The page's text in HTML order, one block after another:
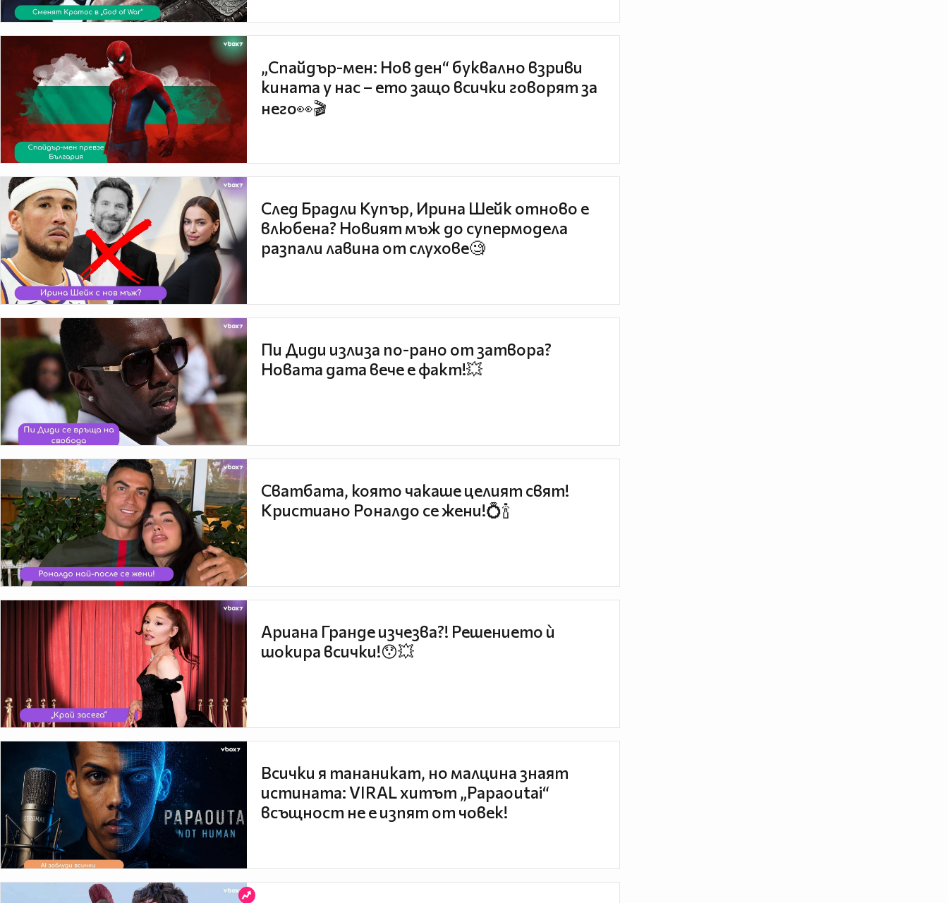
„Спайдър-мен: Нов ден“ буквално взриви
кината у нас – ето защо всички говорят за
него👀🎬
След Брадли Купър, Ирина Шейк отново е
влюбена? Новият мъж до супермодела
разпали лавина от слухове🧐
Пи Диди излиза по-рано от затвора?
Новата дата вече е факт!💥
Сватбата, която чакаше целият свят!
Кристиано Роналдо се жени!💍🍾
Ариана Гранде изчезва?! Решението ѝ
шокира всички!😯💥
Всички я тананикат, но малцина знаят
истината: VIRAL хитът „Papaoutai“
всъщност не е изпят от човек!